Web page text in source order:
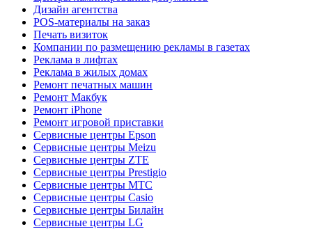
Дизайн агентства
POS-материалы на заказ
Печать визиток
Компании по размещению рекламы в газетах
Реклама в лифтах
Реклама в жилых домах
Ремонт печатных машин
Ремонт Макбук
Ремонт iPhone
Ремонт игровой приставки
Сервисные центры Epson
Сервисные центры Meizu
Сервисные центры ZTE
Сервисные центры Prestigio
Сервисные центры МТС
Сервисные центры Casio
Сервисные центры Билайн
Сервисные центры LG